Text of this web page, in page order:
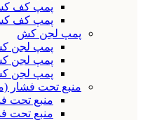
پمپ کف
پمپ کف
پمپ لجن کش
پمپ لجن
پمپ لجن
پمپ لجن
منبع تحت فشار
منبع تحت
منبع تحت